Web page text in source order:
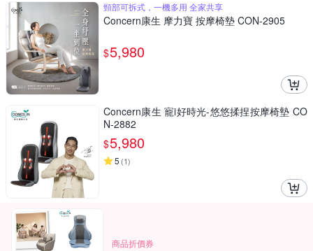
頸部可拆式，一機多用 全家共享
Concern康生 摩力寶 按摩椅墊 CON-2905
$5,980
Concern康生 寵i好時光-悠悠揉捏按摩椅墊 CO
N-2882
$5,980
5 (1)
商品折價券